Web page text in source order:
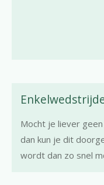
Mocht je liever
dan kun je dit
wordt dan zo snel